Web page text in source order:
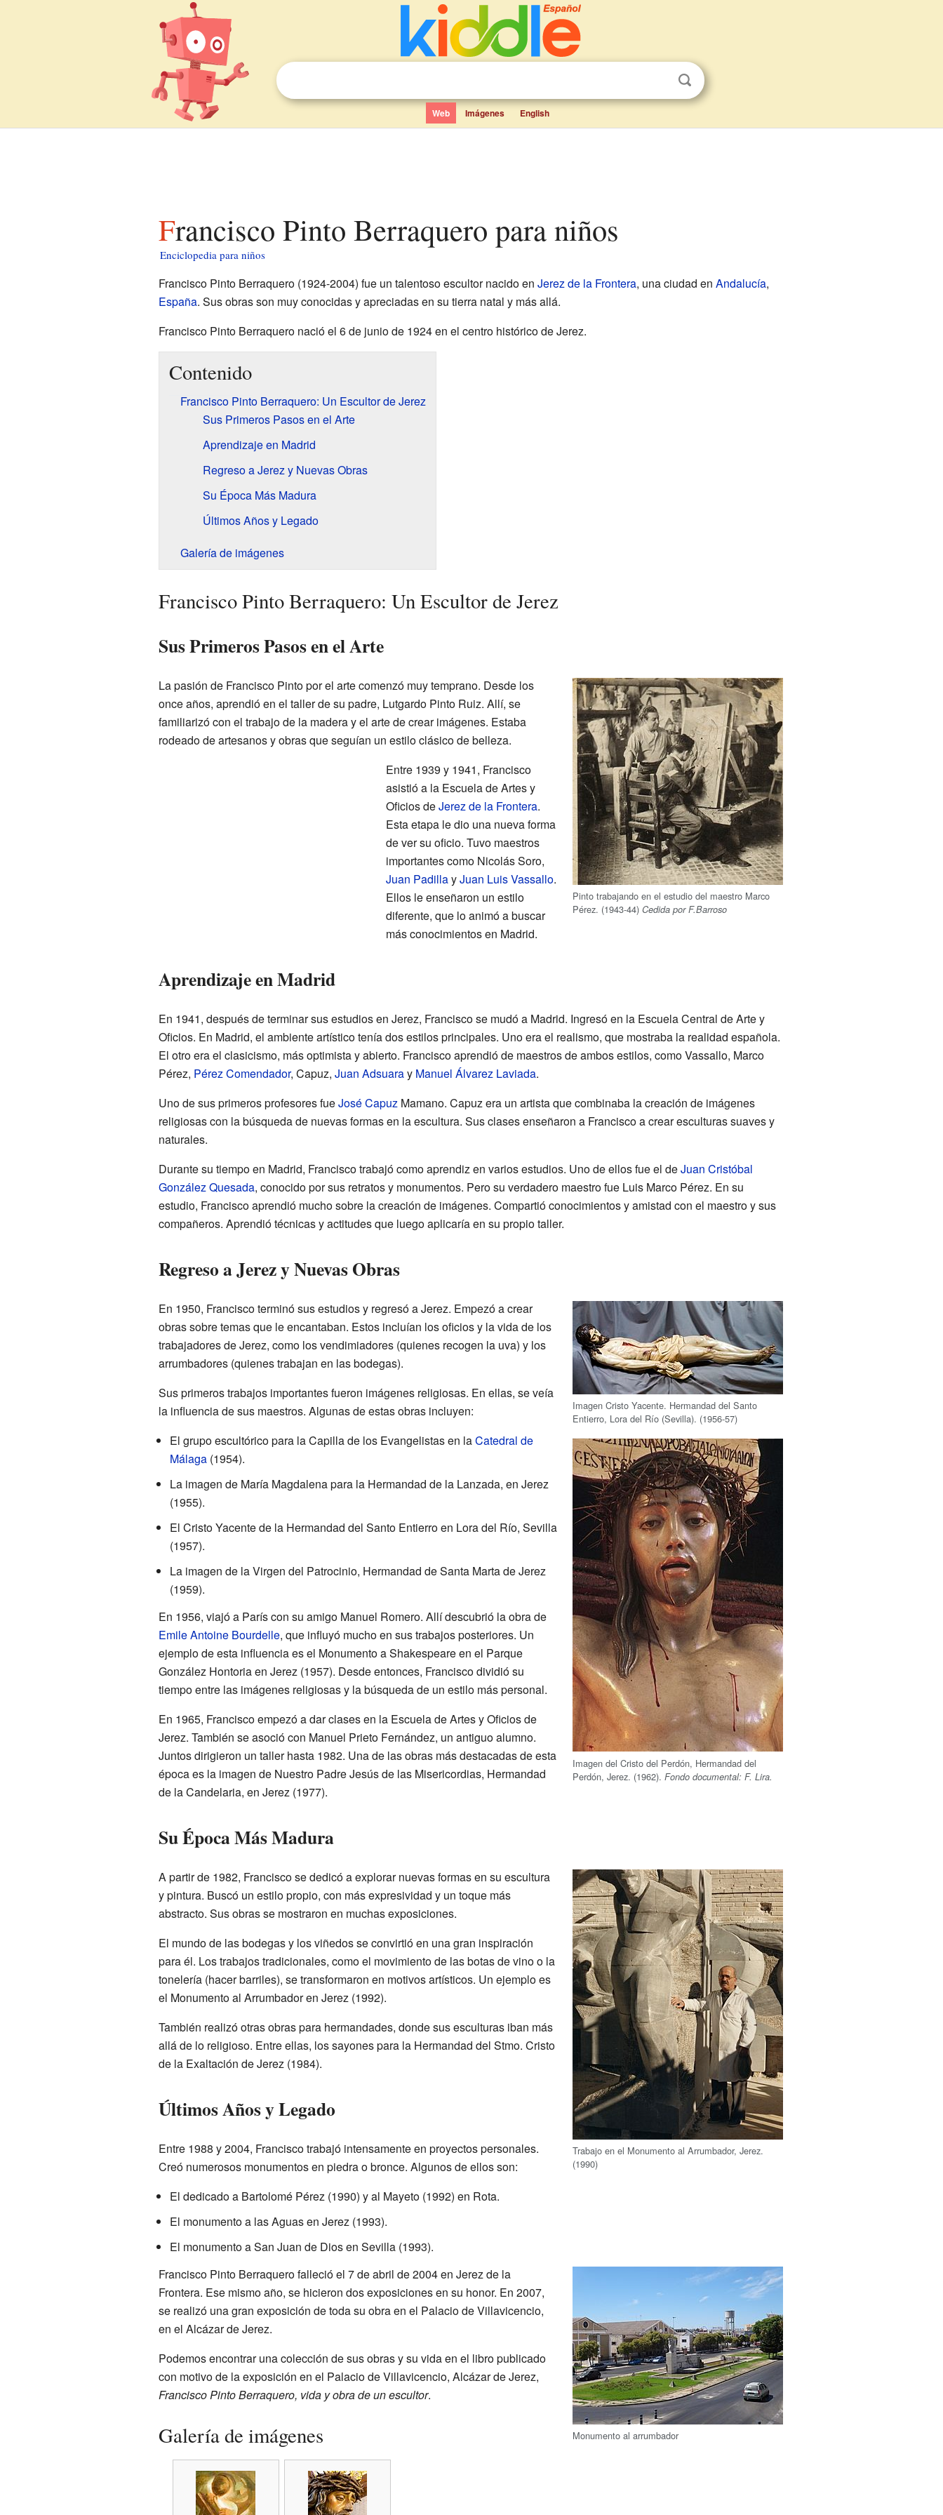
Web Imágenes English
Francisco Pinto Berraquero para niños
Enciclopedia para niños
Francisco Pinto Berraquero (1924-2004) fue un talentoso escultor nacido en Jerez de la Frontera, una ciudad en Andalucía,
España. Sus obras son muy conocidas y apreciadas en su tierra natal y más allá.
Francisco Pinto Berraquero nació el 6 de junio de 1924 en el centro histórico de Jerez.
Contenido
Francisco Pinto Berraquero: Un Escultor de Jerez
Sus Primeros Pasos en el Arte
Aprendizaje en Madrid
Regreso a Jerez y Nuevas Obras
Su Época Más Madura
Últimos Años y Legado
Galería de imágenes
Francisco Pinto Berraquero: Un Escultor de Jerez
Sus Primeros Pasos en el Arte
Pinto trabajando en el estudio del maestro Marco
Pérez. (1943-44)Cedida por F.Barroso
La pasión de Francisco Pinto por el arte comenzó muy temprano. Desde los
once años, aprendió en el taller de su padre, Lutgardo Pinto Ruiz. Allí, se
familiarizó con el trabajo de la madera y el arte de crear imágenes. Estaba
rodeado de artesanos y obras que seguían un estilo clásico de belleza.
Entre 1939 y 1941, Francisco
asistió a la Escuela de Artes y
Oficios deJerez de la Frontera.
Esta etapa le dio una nueva forma
de ver su oficio. Tuvo maestros
importantes como Nicolás Soro,
Juan PadillayJuan Luis Vassallo.
Ellos le enseñaron un estilo
diferente, que lo animó a buscar
más conocimientos en Madrid.
Aprendizaje en Madrid
En 1941, después de terminar sus estudios en Jerez, Francisco se mudó a Madrid. Ingresó en la Escuela Central de Arte y
Oficios. En Madrid, el ambiente artístico tenía dos estilos principales. Uno era el realismo, que mostraba la realidad española.
El otro era el clasicismo, más optimista y abierto. Francisco aprendió de maestros de ambos estilos, como Vassallo, Marco
Pérez, Pérez Comendador, Capuz, Juan Adsuaray Manuel Álvarez Laviada.
Uno de sus primeros profesores fueJosé CapuzMamano. Capuz era un artista que combinaba la creación de imágenes
religiosas con la búsqueda de nuevas formas en la escultura. Sus clases enseñaron a Francisco a crear esculturas suaves y
naturales.
Durante su tiempo en Madrid, Francisco trabajó como aprendiz en varios estudios. Uno de ellos fue el deJuan Cristóbal
González Quesada, conocido por sus retratos y monumentos. Pero su verdadero maestro fue Luis Marco Pérez. En su
estudio, Francisco aprendió mucho sobre la creación de imágenes. Compartió conocimientos y amistad con el maestro y sus
compañeros. Aprendió técnicas y actitudes que luego aplicaría en su propio taller.
Regreso a Jerez y Nuevas Obras
Imagen Cristo Yacente. Hermandad del Santo
Entierro, Lora del Río (Sevilla). (1956-57)
Imagen del Cristo del Perdón, Hermandad del
Perdón, Jerez. (1962).Fondo documental: F. Lira.
En 1950, Francisco terminó sus estudios y regresó a Jerez. Empezó a crear
obras sobre temas que le encantaban. Estos incluían los oficios y la vida de los
trabajadores de Jerez, como los vendimiadores (quienes recogen la uva) y los
arrumbadores (quienes trabajan en las bodegas).
Sus primeros trabajos importantes fueron imágenes religiosas. En ellas, se veía
la influencia de sus maestros. Algunas de estas obras incluyen:
El grupo escultórico para la Capilla de los Evangelistas en laCatedral de
Málaga(1954).
La imagen de María Magdalena para la Hermandad de la Lanzada, en Jerez
(1955).
El Cristo Yacente de la Hermandad del Santo Entierro en Lora del Río, Sevilla
(1957).
La imagen de la Virgen del Patrocinio, Hermandad de Santa Marta de Jerez
(1959).
En 1956, viajó a París con su amigo Manuel Romero. Allí descubrió la obra de
Emile Antoine Bourdelle, que influyó mucho en sus trabajos posteriores. Un
ejemplo de esta influencia es el Monumento a Shakespeare en el Parque
González Hontoria en Jerez (1957). Desde entonces, Francisco dividió su
tiempo entre las imágenes religiosas y la búsqueda de un estilo más personal.
En 1965, Francisco empezó a dar clases en la Escuela de Artes y Oficios de
Jerez. También se asoció con Manuel Prieto Fernández, un antiguo alumno.
Juntos dirigieron un taller hasta 1982. Una de las obras más destacadas de esta
época es la imagen de Nuestro Padre Jesús de las Misericordias, Hermandad
de la Candelaria, en Jerez (1977).
Su Época Más Madura
Trabajo en el Monumento al Arrumbador, Jerez.
(1990)
A partir de 1982, Francisco se dedicó a explorar nuevas formas en su escultura
y pintura. Buscó un estilo propio, con más expresividad y un toque más
abstracto. Sus obras se mostraron en muchas exposiciones.
El mundo de las bodegas y los viñedos se convirtió en una gran inspiración
para él. Los trabajos tradicionales, como el movimiento de las botas de vino o la
tonelería (hacer barriles), se transformaron en motivos artísticos. Un ejemplo es
el Monumento al Arrumbador en Jerez (1992).
También realizó otras obras para hermandades, donde sus esculturas iban más
allá de lo religioso. Entre ellas, los sayones para la Hermandad del Stmo. Cristo
de la Exaltación de Jerez (1984).
Últimos Años y Legado
Entre 1988 y 2004, Francisco trabajó intensamente en proyectos personales.
Creó numerosos monumentos en piedra o bronce. Algunos de ellos son:
El dedicado a Bartolomé Pérez (1990) y al Mayeto (1992) en Rota.
El monumento a las Aguas en Jerez (1993).
El monumento a San Juan de Dios en Sevilla (1993).
Monumento al arrumbador
Francisco Pinto Berraquero falleció el 7 de abril de 2004 en Jerez de la
Frontera. Ese mismo año, se hicieron dos exposiciones en su honor. En 2007,
se realizó una gran exposición de toda su obra en el Palacio de Villavicencio,
en el Alcázar de Jerez.
Podemos encontrar una colección de sus obras y su vida en el libro publicado
con motivo de la exposición en el Palacio de Villavicencio, Alcázar de Jerez,
Francisco Pinto Berraquero, vida y obra de un escultor.
Galería de imágenes